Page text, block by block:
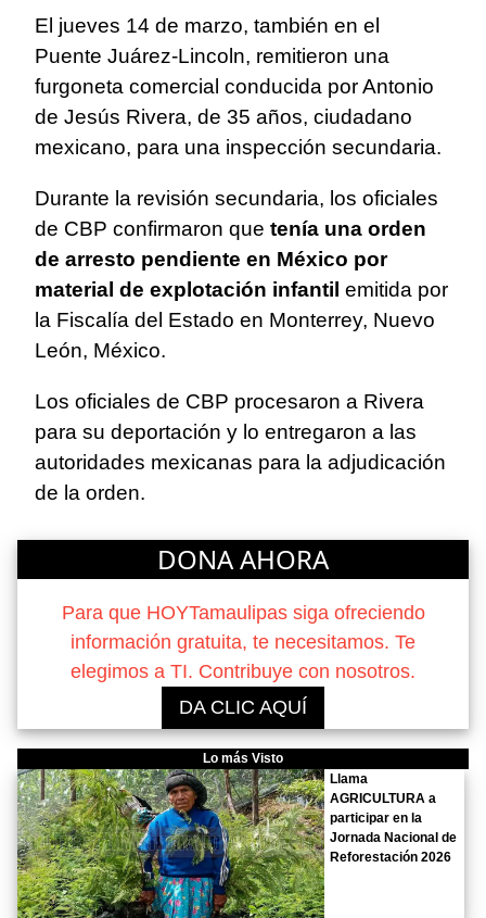
El jueves 14 de marzo, también en el
Puente Juárez-Lincoln, remitieron una
furgoneta comercial conducida por Antonio
de Jesús Rivera, de 35 años, ciudadano
mexicano, para una inspección secundaria.
Durante la revisión secundaria, los oficiales
de CBP confirmaron que tenía una orden
de arresto pendiente en México por
material de explotación infantil emitida por
la Fiscalía del Estado en Monterrey, Nuevo
León, México.
Los oficiales de CBP procesaron a Rivera
para su deportación y lo entregaron a las
autoridades mexicanas para la adjudicación
de la orden.
DONA AHORA
Para que HOYTamaulipas siga ofreciendo
información gratuita, te necesitamos. Te
elegimos a TI. Contribuye con nosotros.
DA CLIC AQUÍ
Lo más Visto
Llama
AGRICULTURA a
participar en la
Jornada Nacional de
Reforestación 2026